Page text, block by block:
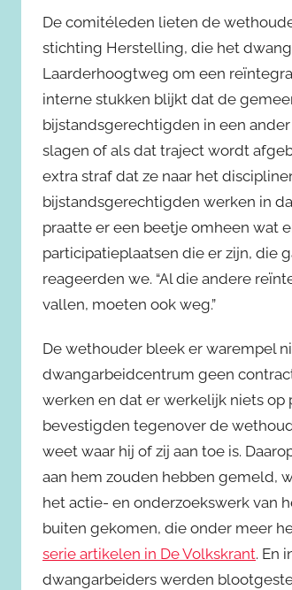
De comitéleden lieten de
stichting Herstelling, die het
Laarderhoogtweg om een
interne stukken blijkt dat de
bijstandsgerechtigden in een
slagen of als dat traject wordt
extra straf dat ze naar het
bijstandsgerechtigden werken in
praatte er een beetje omheen wat
participatieplaatsen die er zijn, die
reageerden we. “Al die andere
vallen, moeten ook weg.”
De wethouder bleek er warempel
dwangarbeidcentrum geen
werken en dat er werkelijk niets op
bevestigden tegenover de
weet waar hij of zij aan toe is.
aan hem zouden hebben gemeld,
het actie- en onderzoekswerk van
buiten gekomen, die onder meer
serie artikelen in De Volkskrant. En
dwangarbeiders werden